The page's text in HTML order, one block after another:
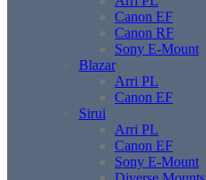
Canon EF
Canon RF
Sony E-Mount
Blazar
Arri PL
Canon EF
Sirui
Arri PL
Canon EF
Sony E-Mount